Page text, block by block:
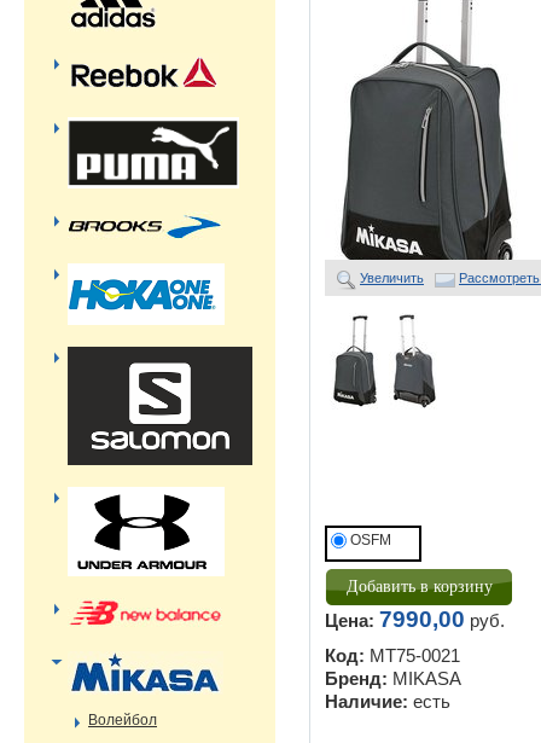
Увеличить
OSFM
Цена: 7990,00 руб.
Код: MT75-0021
Бренд: MIKASA
Наличие: есть
Волейбол